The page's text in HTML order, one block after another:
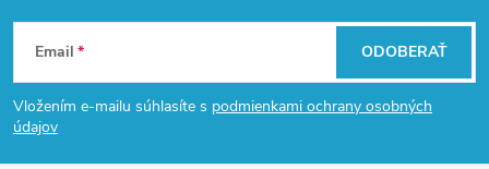
Z
á
p
Email
Vložením e-mailu súhlasíte s podmienkami ochrany osobných
údajov
ODOBERAŤ